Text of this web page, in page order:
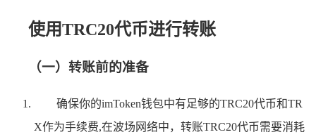
使用TRC20代币进行转账
（一）转账前的准备
确保你的imToken钱包中有足够的TRC20代币和TR
X作为手续费,在波场网络中，转账TRC20代币需要消耗